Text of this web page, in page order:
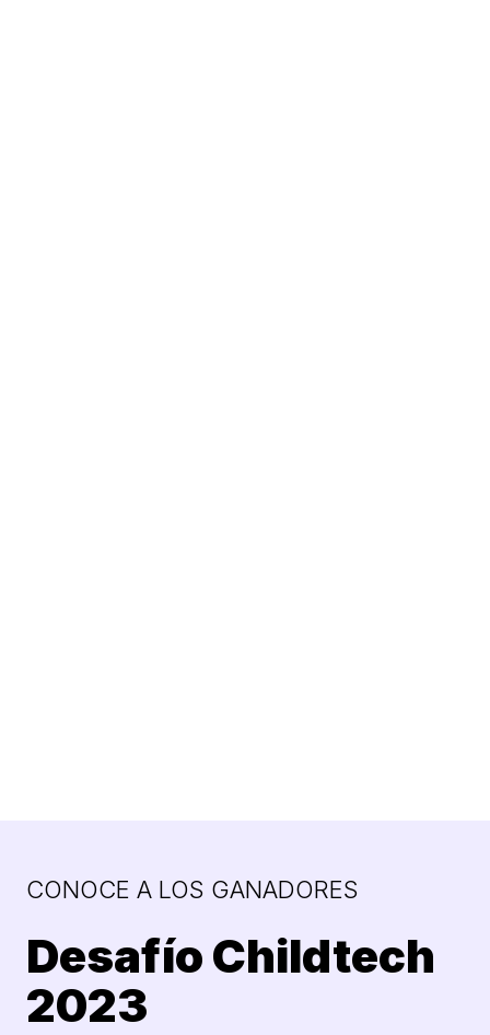
CONOCE A LOS GANADORES
Desafío Childtech
2023